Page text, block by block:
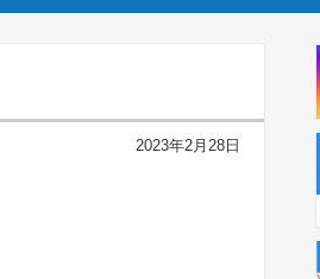
2023年2月28日